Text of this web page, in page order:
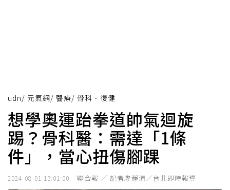
udn/ 元氣網/ 醫療/ 骨科．復健
想學奧運跆拳道帥氣迴旋
踢？骨科醫：需達「1條
件」，當心扭傷腳踝
2024-08-01 13:01:00 聯合報 ／ 記者廖靜清／台北即時報導